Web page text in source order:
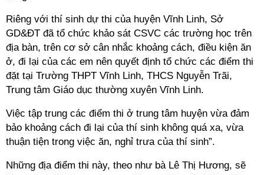
Riêng với thí sinh dự thi của huyện Vĩnh Linh, Sở
GD&ĐT đã tổ chức khảo sát CSVC các trường học trên
địa bàn, trên cơ sở cân nhắc khoảng cách, điều kiện ăn
ở, đi lại của các em nên quyết định tổ chức các điểm thi
đặt tại Trường THPT Vĩnh Linh, THCS Nguyễn Trãi,
Trung tâm Giáo dục thường xuyên Vĩnh Linh.
Việc tập trung các điểm thi ở trung tâm huyện vừa đảm
bảo khoảng cách đi lại của thí sinh không quá xa, vừa
thuận tiện trong việc ăn, nghỉ trưa của thí sinh”.
Những địa điểm thi này, theo như bà Lê Thị Hương, sẽ